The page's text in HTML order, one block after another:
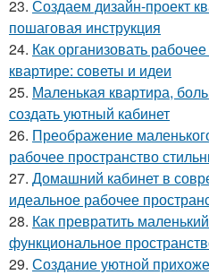
23. Создаем дизайн-проект
пошаговая инструкция
24. Как организовать
квартире: советы и идеи
25. Маленькая квартира,
создать уютный кабинет
26. Преображение
рабочее пространство
27. Домашний кабинет в
идеальное рабочее
28. Как превратить
функциональное
29. Создание уютной